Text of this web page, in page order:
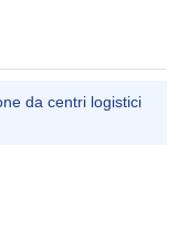
da centri logistici